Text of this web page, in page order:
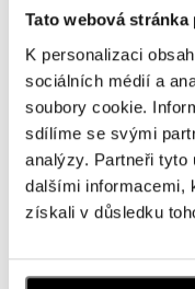
Tato webová
K personalizaci
sociálních médií a
soubory cookie.
sdílíme se svými
analýzy. Partneři tyto
dalšími informacemi,
získali v důsledku
ALOve OC
U Dálnice 777, 664
tel.: +420604389337
dnes otevřeno do
ALOve
Chlumecká 765/6,
dnes otevřeno do